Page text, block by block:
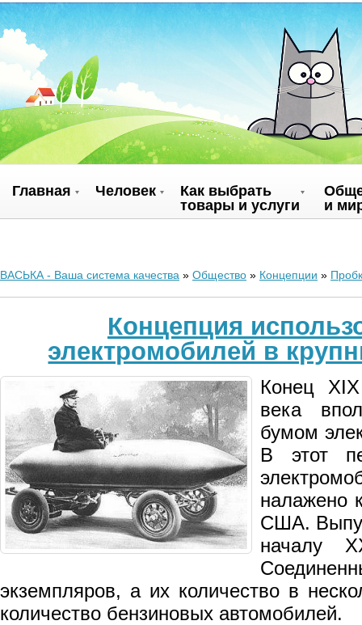
Главная Человек
Как выбрать
товары и услуги
и
ВАСЬКА - Ваша система качества » Общество » Концепции »
Концепция
электромобилей в
Конец
века
бумом
В этот
налажено
США.
началу
экземпляров, а их количество в
количество бензиновых автомобилей.